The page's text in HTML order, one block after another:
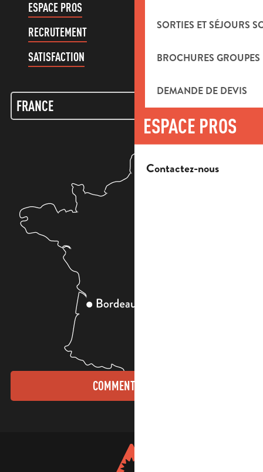
SORTIES ET SÉJOURS
BROCHURES GROUPES
DEMANDE DE DEVIS
ESPACE PROS
Contactez-nous
ESPACE PROS
RECRUTEMENT
COMPTE CLIENT
SATISFACTION
COMMENT VENIR ?